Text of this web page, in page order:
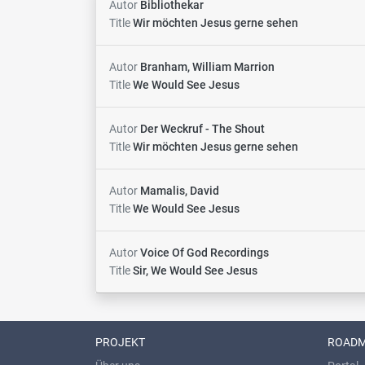
Autor Bibliothekar
TitleWir möchten Jesus gerne sehen
Autor Branham, William Marrion
TitleWe Would See Jesus
Autor Der Weckruf - The Shout
TitleWir möchten Jesus gerne sehen
Autor Mamalis, David
TitleWe Would See Jesus
AutorVoice Of God Recordings
TitleSir, We Would See Jesus
PROJEKT